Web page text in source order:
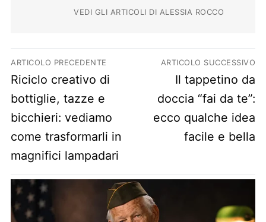
VEDI GLI ARTICOLI DI ALESSIA ROCCO
Navigazione articoli
ARTICOLO PRECEDENTE
Previous post:
Riciclo creativo di
bottiglie, tazze e
bicchieri: vediamo
come trasformarli in
magnifici lampadari
ARTICOLO SUCCESSIVO
Next post:
Il tappetino da
doccia “fai da te”:
ecco qualche idea
facile e bella